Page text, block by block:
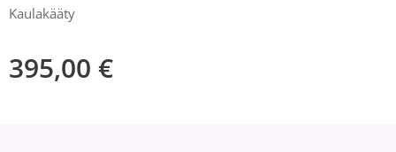
Kaulakääty
395,00 €